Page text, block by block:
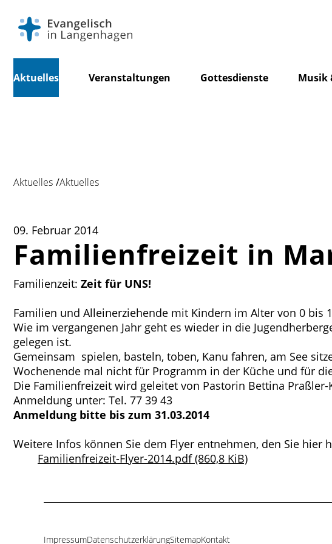
überspringen
Aktuelles Veranstaltungen Gottesdienste Musik
Aktuelles Aktuelles
09. Februar 2014
Familienfreizeit in
Familienzeit: Zeit für UNS!
Familien und Alleinerziehende mit Kindern im Alter von 0 bis
Wie im vergangenen Jahr geht es wieder in die
gelegen ist.
Gemeinsam spielen, basteln, toben, Kanu fahren, am See
Wochenende mal nicht für Programm in der Küche und für
Die Familienfreizeit wird geleitet von Pastorin Bettina
Anmeldung unter: Tel. 77 39 43
Anmeldung bitte bis zum 31.03.2014
Weitere Infos können Sie dem Flyer entnehmen, den Sie hier
Familienfreizeit-Flyer-2014.pdf(860,8 KiB)
ImpressumDatenschutzerklärungSitemapKontakt